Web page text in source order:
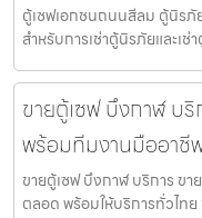
ตู้เซฟเอกชนถนนสีลม ตู้นิรภัย
สำหรับการเช่าตู้นิรภัยและเ
ขายตู้เซฟ บึงกาฬ บ
พร้อมทีมงานมืออาชี
ขายตู้เซฟ บึงกาฬ บริการ ข
ตลอด พร้อมให้บริการทั่วไท